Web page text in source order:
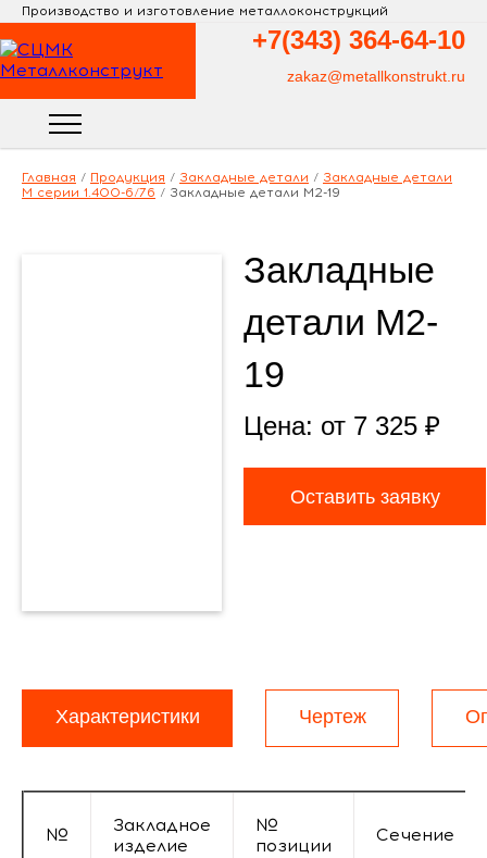
Производство и изготовление металлоконструкций
+7(343) 364-64-10
zakaz@metallkonstrukt.ru
Главная / Продукция / Закладные детали / Закладные детали
М серии 1.400-6/76 / Закладные детали М2-19
Закладные
детали М2-
19
Цена: от 7 325 ₽
Оставить заявку
Характеристики Чертеж
№
Закладное
изделие
№
позиции
Сечение